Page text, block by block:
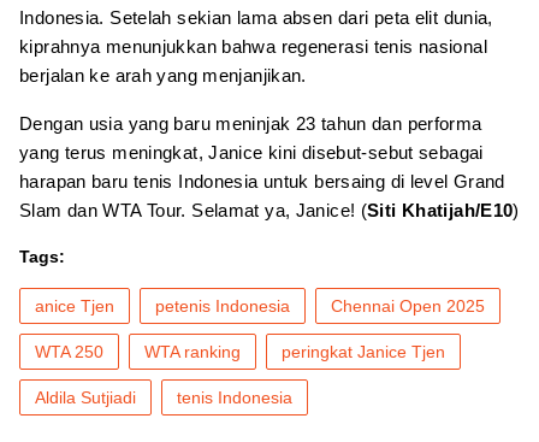
Indonesia. Setelah sekian lama absen dari peta elit dunia,
kiprahnya menunjukkan bahwa regenerasi tenis nasional
berjalan ke arah yang menjanjikan.
Dengan usia yang baru meninjak 23 tahun dan performa
yang terus meningkat, Janice kini disebut-sebut sebagai
harapan baru tenis Indonesia untuk bersaing di level Grand
Slam dan WTA Tour. Selamat ya, Janice! (Siti Khatijah/E10)
Tags:
anice Tjen petenis Indonesia Chennai Open 2025
WTA 250 WTA ranking peringkat Janice Tjen
Aldila Sutjiadi tenis Indonesia